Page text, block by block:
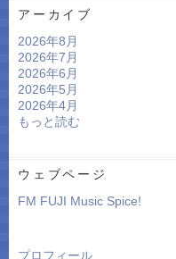
アーカイブ
2026年8月
2026年7月
2026年6月
2026年5月
2026年4月
もっと読む
ウェブページ
FM FUJI Music Spice!
プロフィール